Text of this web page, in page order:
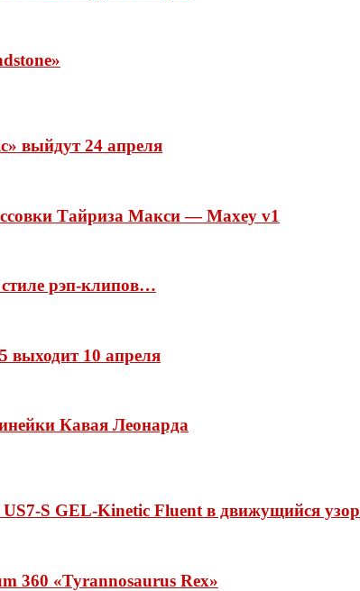
выйдут 24 апреля
Тайриза Макси — Maxey v1
рэп-клипов…
выходит 10 апреля
Кавая Леонарда
S GEL-Kinetic Fluent в движущийся узор
360 «Tyrannosaurus Rex»